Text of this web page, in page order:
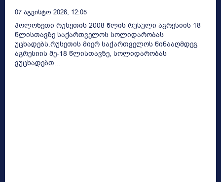
07 Აგვისტო 2026, 12:05
პოლონეთი რუსეთის 2008 წლის რუსული აგრესიის 18
წლისთავზე საქართველოს სოლიდარობას
უცხადებს.რუსეთის მიერ საქართველოს წინააღმდეგ
აგრესიის მე-18 წლისთავზე, სოლიდარობას
ვუცხადებთ...